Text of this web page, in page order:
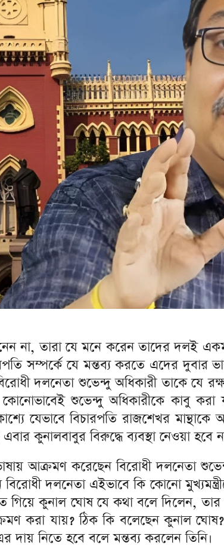
না, তারা যে মনে করেন তাদের দলই
সম্পর্কে যে মন্তব্য করতে এদের
দলনেতা শুভেন্দু অধিকারী তাকে যে
শুভেন্দু অধিকারীকে কাবু করা
যেভাবে বিচারপতি রাজশেখর
কুনালবাবুর বিরুদ্ধে ব্যবস্থা নেওয়া হবে
আক্রমণ করেছেন বিরোধী দলনেতা
দলনেতা এইভাবে কি কোনো
গিয়ে কুনাল ঘোষ যে কথা বলে দিলেন,
করা যায়? ঠিক কি বলেছেন কুনাল
দায় নিতে হবে বলে মন্তব্য করলেন তিনি।